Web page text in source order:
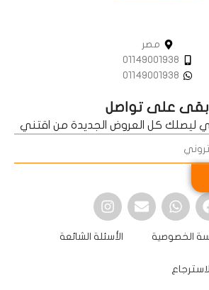
مصر
01149001938
01149001938
على تواصل
ليصلك كل العروض الجديدة من اقتني
الخصوصية الأسئلة الشائعة